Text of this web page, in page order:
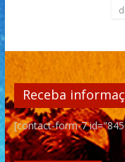
Receba
[contact-form-7